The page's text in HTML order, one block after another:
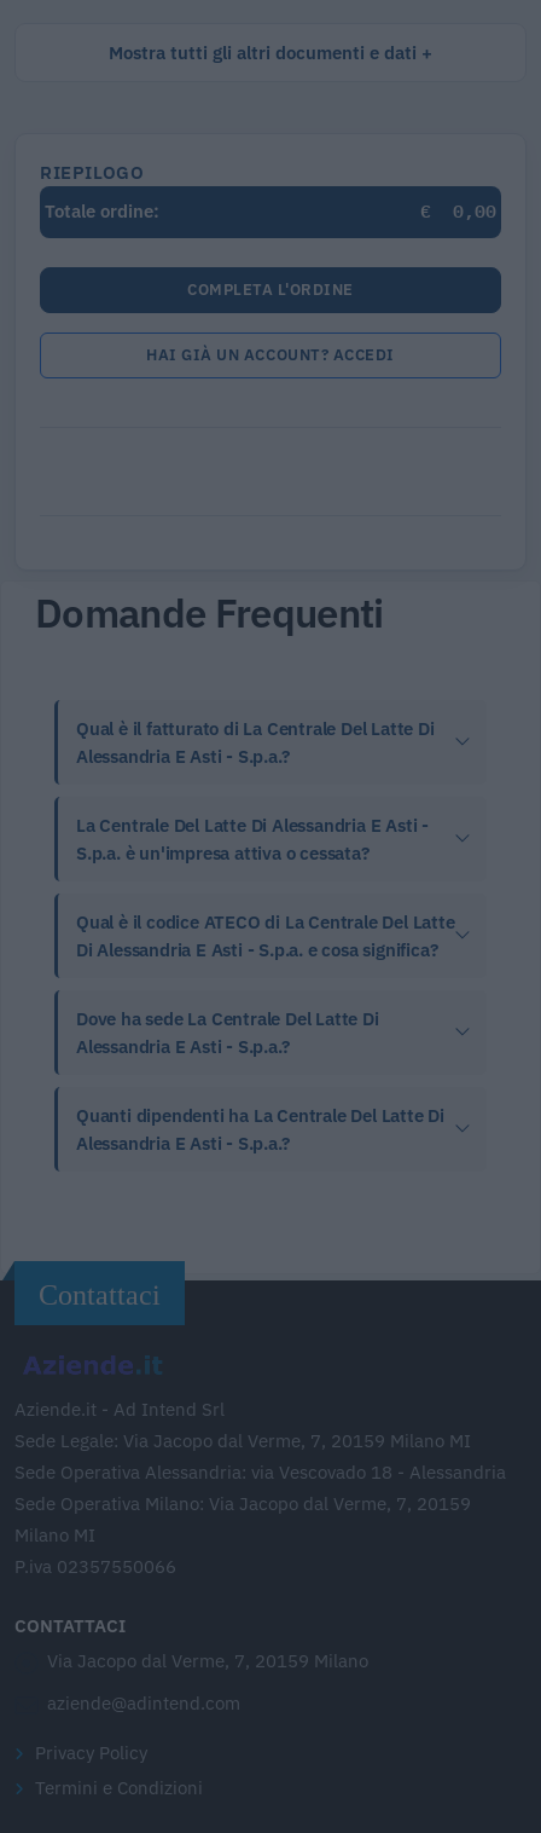
Mostra tutti gli altri documenti e dati
RIEPILOGO
Totale ordine:
€ 0,00
COMPLETA L'ORDINE
HAI GIÀ UN ACCOUNT? ACCEDI
Domande Frequenti
Qual è il fatturato di La Centrale Del Latte Di
Alessandria E Asti - S.p.a.?
La Centrale Del Latte Di Alessandria E Asti -
S.p.a. è un'impresa attiva o cessata?
Qual è il codice ATECO di La Centrale Del Latte
Di Alessandria E Asti - S.p.a. e cosa significa?
Dove ha sede La Centrale Del Latte Di
Alessandria E Asti - S.p.a.?
Quanti dipendenti ha La Centrale Del Latte Di
Alessandria E Asti - S.p.a.?
Contattaci
Aziende.it - Ad Intend Srl
Sede Legale: Via Jacopo dal Verme, 7, 20159 Milano MI
Sede Operativa Alessandria: via Vescovado 18 - Alessandria
Sede Operativa Milano: Via Jacopo dal Verme, 7, 20159
Milano MI
P.iva 02357550066
CONTATTACI
Via Jacopo dal Verme, 7, 20159 Milano
aziende@adintend.com
Privacy Policy
Termini e Condizioni